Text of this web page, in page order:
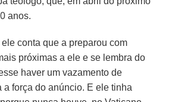
anos.
conta que a preparou com
próximas a ele e se lembra do
haver um vazamento de
a força do anúncio. E ele tinha